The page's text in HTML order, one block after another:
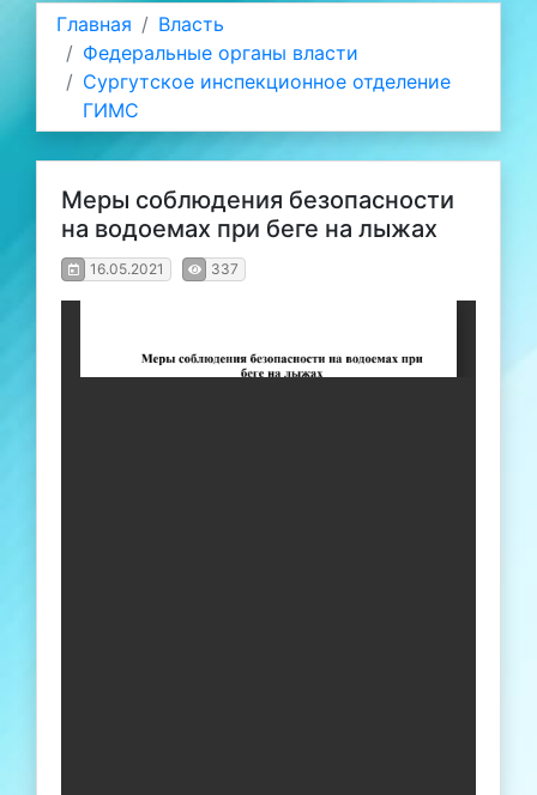
Главная
Власть
Федеральные органы власти
Сургутское инспекционное отделение
ГИМС
Меры соблюдения безопасности
на водоемах при беге на лыжах
16.05.2021 337